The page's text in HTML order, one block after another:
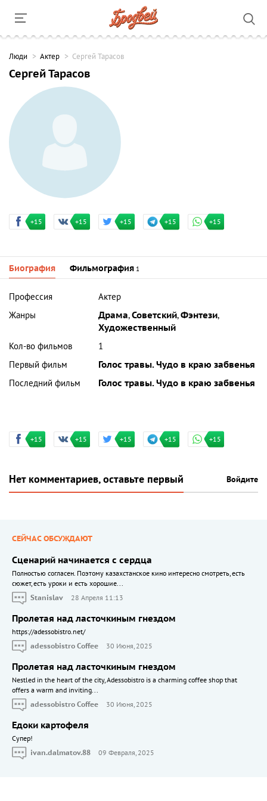
Люди Актер Сергей Тарасов
Сергей Тарасов
+15 +15 +15 +15 +15
Биография Фильмография 1
Профессия
Актер
Жанры
Драма,Советский,Фэнтези,
Художественный
Кол-во фильмов
1
Первый фильм
Голос травы. Чудо в краю забвенья
Последний фильм
Голос травы. Чудо в краю забвенья
+15 +15 +15 +15 +15
Нет комментариев, оставьте первый Войдите
СЕЙЧАС ОБСУЖДАЮТ
Сценарий начинается с сердца
Полностью согласен. Поэтому казахстанское кино интересно смотреть, есть
сюжет, есть уроки и есть хорошие...
Stanislav
28 Апреля 11:13
Пролетая над ласточкиным гнездом
https://adessobistro.net/
adessobistro Coffee
30 Июня, 2025
Пролетая над ласточкиным гнездом
Nestled in the heart of the city, Adessobistro is a charming coffee shop that
offers a warm and inviting...
adessobistro Coffee
30 Июня, 2025
Едоки картофеля
Cупер!
ivan.dalmatov.88
09 Февраля, 2025